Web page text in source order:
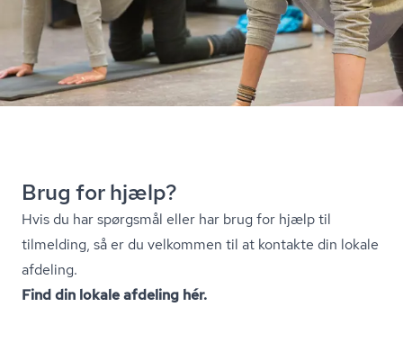
Brug for hjælp?
Hvis du har spørgsmål eller har brug for hjælp til
tilmelding, så er du velkommen til at kontakte din lokale
afdeling.
Find din lokale afdeling hér.